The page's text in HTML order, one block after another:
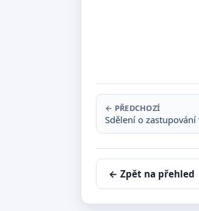
← PŘEDCHOZÍ
Sdělení o
← Zpět na přehled